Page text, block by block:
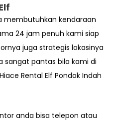
membutuhkan kendaraan
24 jam penuh kami siap
juga strategis lokasinya
sangat pantas bila kami di
Rental Elf Pondok Indah
anda bisa telepon atau